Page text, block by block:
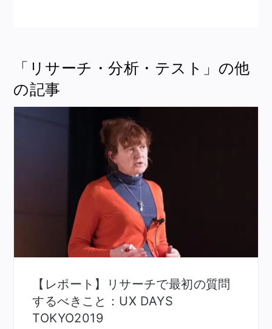
「リサーチ・分析・テスト」の他
の記事
【レポート】リサーチで最初の質問
するべきこと：UX DAYS
TOKYO2019